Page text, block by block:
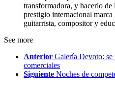
transformadora, y hacerlo
prestigio internacional
guitarrista, compositor y
See more
Anterior Galería Devoto: se
comerciales
Siguiente Noches de